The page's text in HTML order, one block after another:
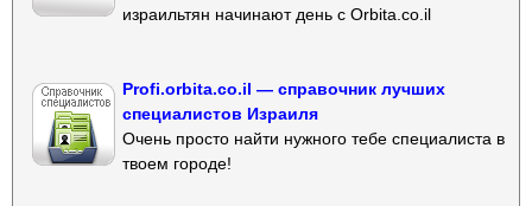
израильтян начинают день с Orbita.co.il
Profi.orbita.co.il — справочник лучших
специалистов Израиля
Очень просто найти нужного тебе специалиста в
твоем городе!